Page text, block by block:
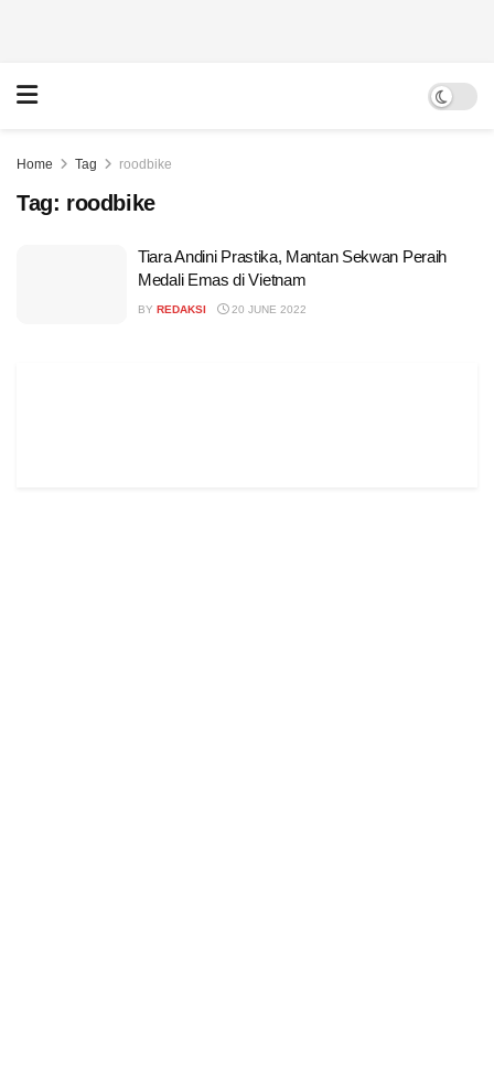
Home Tag roodbike
Tag: roodbike
Tiara Andini Prastika, Mantan Sekwan Peraih
Medali Emas di Vietnam
BY REDAKSI 20 JUNE 2022